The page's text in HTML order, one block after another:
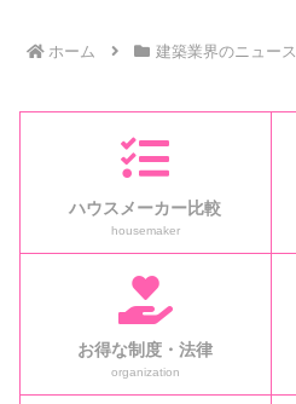
ホーム 建築業界のニュース
ハウスメーカー比較
housemaker
お得な制度・法律
organization